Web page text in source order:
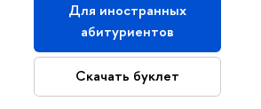
Для иностранных
абитуриентов
Скачать буклет